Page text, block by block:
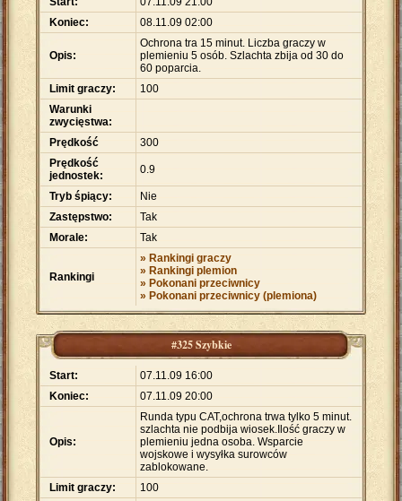
Koniec:
08.11.09 02:00
Opis:
Ochrona tra 15 minut. Liczba graczy w
plemieniu 5 osób. Szlachta zbija od 30 do
60 poparcia.
Limit graczy:
100
Warunki
zwycięstwa:
Prędkość
300
Prędkość
jednostek:
0.9
Tryb śpiący:
Nie
Zastępstwo:
Tak
Morale:
Tak
Rankingi
» Rankingi graczy
» Rankingi plemion
» Pokonani przeciwnicy
» Pokonani przeciwnicy (plemiona)
#325 Szybkie
Start:
07.11.09 16:00
Koniec:
07.11.09 20:00
Opis:
Runda typu CAT,ochrona trwa tylko 5 minut.
szlachta nie podbija wiosek.Ilość graczy w
plemieniu jedna osoba. Wsparcie
wojskowe i wysyłka surowców
zablokowane.
Limit graczy:
100